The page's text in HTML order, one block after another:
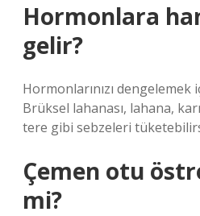
Hormonlara
gelir?
Hormonlarınızı
Brüksel lahanası, lahana,
tere gibi sebzeleri
Çemen otu
mi?